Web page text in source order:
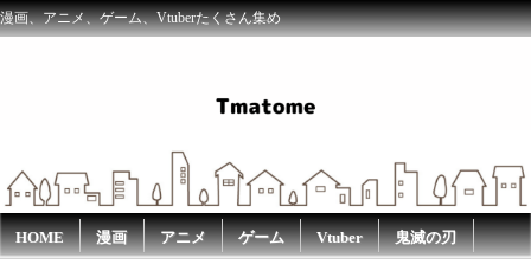
漫画、アニメ、ゲーム、Vtuberたくさん集め
HOME 漫画 アニメ ゲーム Vtuber 鬼滅の刃